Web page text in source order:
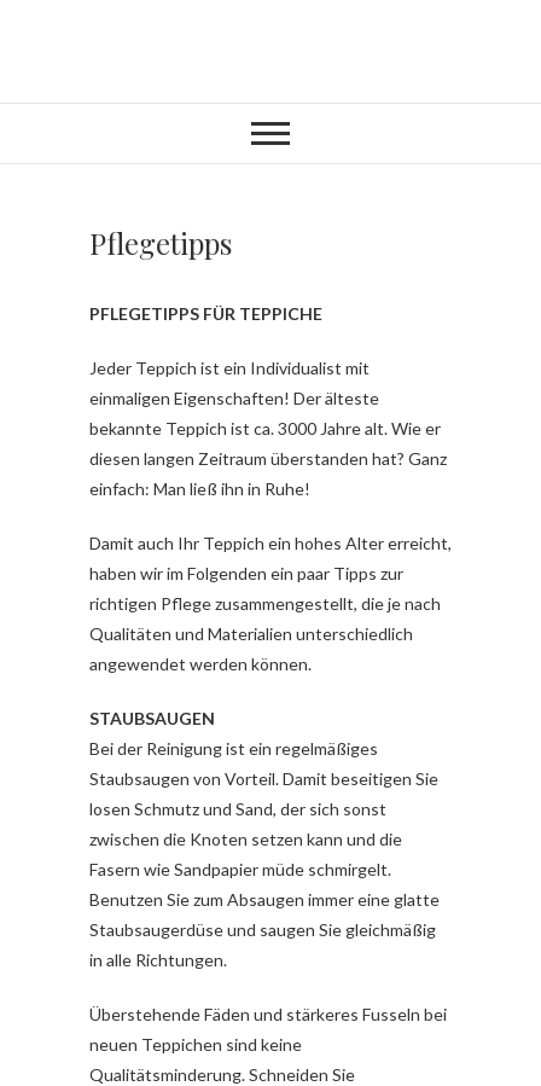
Pflegetipps
PFLEGETIPPS FÜR TEPPICHE
Jeder Teppich ist ein Individualist mit
einmaligen Eigenschaften! Der älteste
bekannte Teppich ist ca. 3000 Jahre alt. Wie er
diesen langen Zeitraum überstanden hat? Ganz
einfach: Man ließ ihn in Ruhe!
Damit auch Ihr Teppich ein hohes Alter erreicht,
haben wir im Folgenden ein paar Tipps zur
richtigen Pflege zusammengestellt, die je nach
Qualitäten und Materialien unterschiedlich
angewendet werden können.
STAUBSAUGEN
Bei der Reinigung ist ein regelmäßiges
Staubsaugen von Vorteil. Damit beseitigen Sie
losen Schmutz und Sand, der sich sonst
zwischen die Knoten setzen kann und die
Fasern wie Sandpapier müde schmirgelt.
Benutzen Sie zum Absaugen immer eine glatte
Staubsaugerdüse und saugen Sie gleichmäßig
in alle Richtungen.
Überstehende Fäden und stärkeres Fusseln bei
neuen Teppichen sind keine
Qualitätsminderung. Schneiden Sie